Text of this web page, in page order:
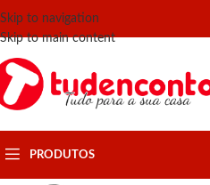
Skip to navigation
Skip to main content
PRODUTOS